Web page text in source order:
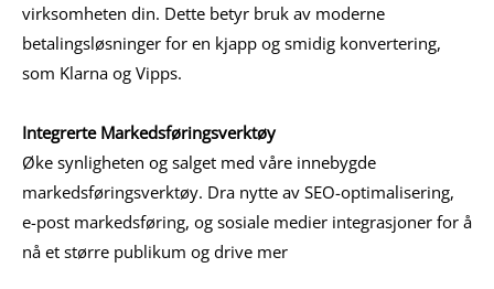
virksomheten din. Dette betyr bruk av moderne
betalingsløsninger for en kjapp og smidig konvertering,
som Klarna og Vipps.
Integrerte Markedsføringsverktøy
Øke synligheten og salget med våre innebygde
markedsføringsverktøy. Dra nytte av SEO-optimalisering,
e-post markedsføring, og sosiale medier integrasjoner for å
nå et større publikum og drive mer